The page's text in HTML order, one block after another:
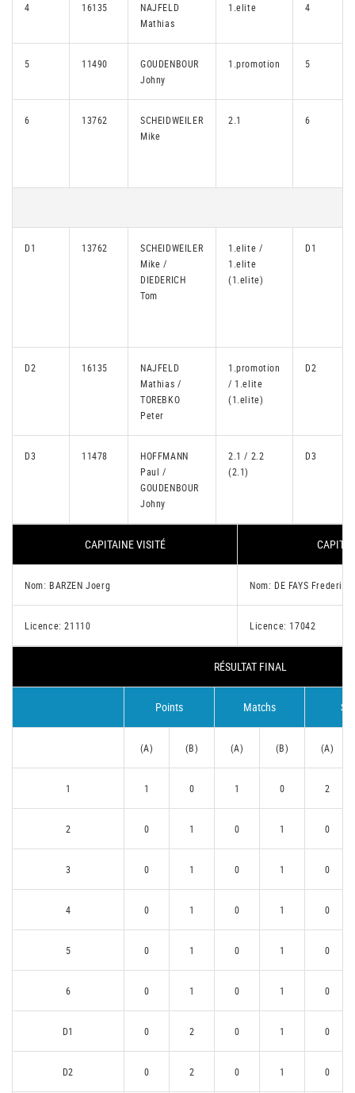
4 16135
NAJFELD
Mathias
1.elite 4
5 11490
GOUDENBOUR
Johny
1.promotion 5
6 13762
SCHEIDWEILER
Mike
2.1 6
D1 13762
SCHEIDWEILER
Mike /
DIEDERICH
Tom
1.elite /
1.elite
(1.elite)
D1
D2 16135
NAJFELD
Mathias /
TOREBKO
Peter
1.promotion
/ 1.elite
(1.elite)
D2
D3 11478
HOFFMANN
Paul /
GOUDENBOUR
Johny
2.1 / 2.2
(2.1)
D3
CAPITAINE VISITÉ
Nom: BARZEN Joerg Nom: DE FAYS Frederic
Licence: 21110 Licence: 17042
RÉSULTAT FINAL
Points Matchs
(A) (B) (A) (B) (A)
1 1 0 1 0 2
2 0 1 0 1 0
3 0 1 0 1 0
4 0 1 0 1 0
5 0 1 0 1 0
6 0 1 0 1 0
D1 0 2 0 1 0
D2 0 2 0 1 0